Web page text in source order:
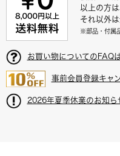
以上の方
それ以外
※部品・付属
お買い物についてのFAQ
事前会員登録キャ
2026年夏季休業のお知